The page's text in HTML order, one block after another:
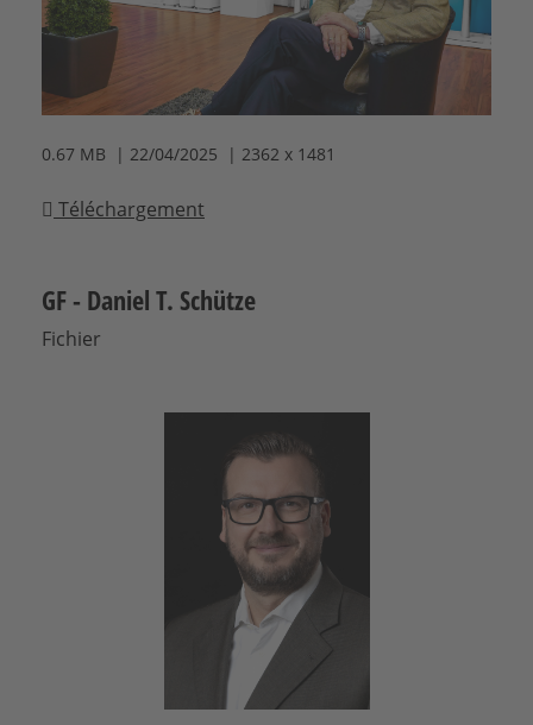
0.67 MB | 22/04/2025 | 2362 x 1481
Téléchargement
GF - Daniel T. Schütze
Fichier